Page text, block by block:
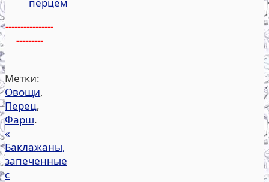
----------------
---------
Метки:
Овощи,
Перец,
Фарш.
«
Баклажаны,
запеченные
с